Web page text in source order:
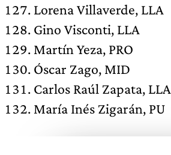
Lorena Villaverde, LLA
Gino Visconti, LLA
Martín Yeza, PRO
Óscar Zago, MID
Carlos Raúl Zapata, LLA
María Inés Zigarán, PU